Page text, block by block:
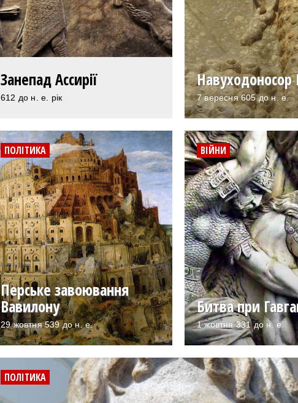
Занепад Ассирії
612 до н. е. рік 7 вересня 605 до н. е.
ПОЛІТИКА
Перське завоювання
Вавилону
29 жовтня 539 до н. е.
ВІЙНИ
Битва при
1 жовтня 331 до н. е.
ПОЛІТИКА